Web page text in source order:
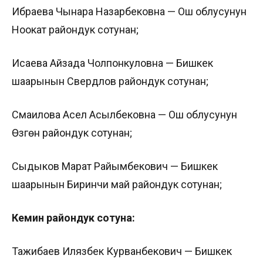
Ибраева Чынара Назарбековна — Ош облусунун
Ноокат райондук сотунан;
Исаева Айзада Чолпонкуловна — Бишкек
шаарынын Свердлов райондук сотунан;
Смаилова Асел Асылбековна — Ош облусунун
Өзгөн райондук сотунан;
Сыдыков Марат Райымбекович — Бишкек
шаарынын Биринчи май райондук сотунан;
Кемин райондук сотуна:
Тажибаев Илязбек Курванбекович — Бишкек